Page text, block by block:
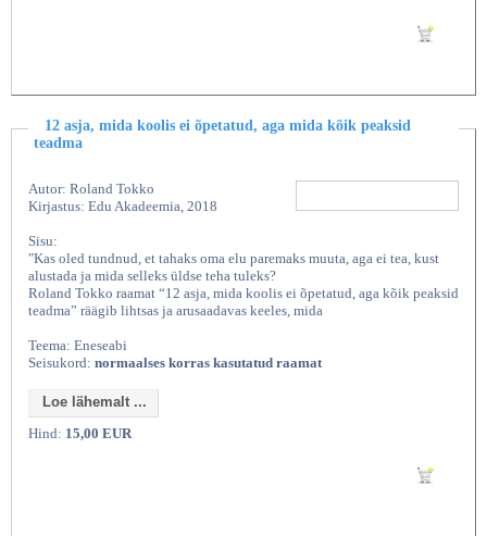
12 asja, mida koolis ei õpetatud, aga mida kõik peaksid
teadma
Autor: Roland Tokko
Kirjastus: Edu Akadeemia, 2018
Sisu:
"Kas oled tundnud, et tahaks oma elu paremaks muuta, aga ei tea, kust
alustada ja mida selleks üldse teha tuleks?
Roland Tokko raamat “12 asja, mida koolis ei õpetatud, aga kõik peaksid
teadma” räägib lihtsas ja arusaadavas keeles, mida
Teema: Eneseabi
Seisukord: normaalses korras kasutatud raamat
Loe lähemalt ...
Hind: 15,00 EUR